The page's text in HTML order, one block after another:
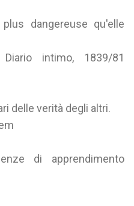
dangereuse qu'elle
intimo, 1839/81
delle verità degli altri.
di apprendimento